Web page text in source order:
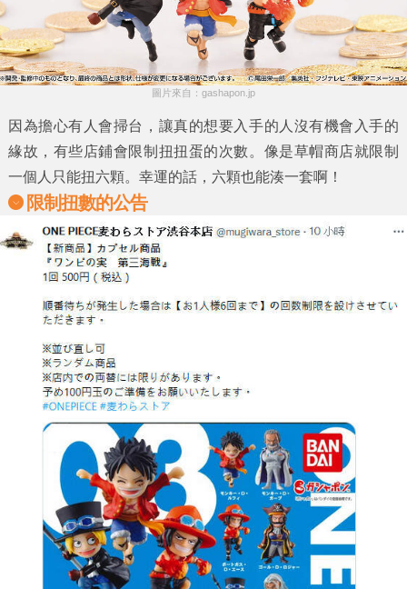
圖片來自：gashapon.jp
因為擔心有人會掃台，讓真的想要入手的人沒有機會入手的
緣故，有些店鋪會限制扭扭蛋的次數。像是草帽商店就限制
一個人只能扭六顆。幸運的話，六顆也能湊一套啊！
限制扭數的公告